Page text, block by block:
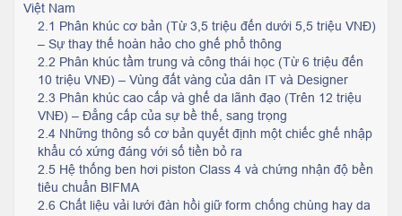
Việt Nam
2.1 Phân khúc cơ bản (Từ 3,5 triệu đến dưới 5,5 triệu VNĐ)
– Sự thay thế hoàn hảo cho ghế phổ thông
2.2 Phân khúc tầm trung và công thái học (Từ 6 triệu đến
10 triệu VNĐ) – Vùng đất vàng của dân IT và Designer
2.3 Phân khúc cao cấp và ghế da lãnh đạo (Trên 12 triệu
VNĐ) – Đẳng cấp của sự bề thế, sang trọng
2.4 Những thông số cơ bản quyết định một chiếc ghế nhập
khẩu có xứng đáng với số tiền bỏ ra
2.5 Hệ thống ben hơi piston Class 4 và chứng nhận độ bền
tiêu chuẩn BIFMA
2.6 Chất liệu vải lưới đàn hồi giữ form chống chùng hay da